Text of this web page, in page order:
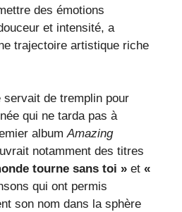
des émotions
et intensité, a
trajectoire artistique riche
servait de tremplin pour
qui ne tarda pas à
albumAmazing
notamment des titres
tourne sans toi » et «
qui ont permis
son nom dans la sphère